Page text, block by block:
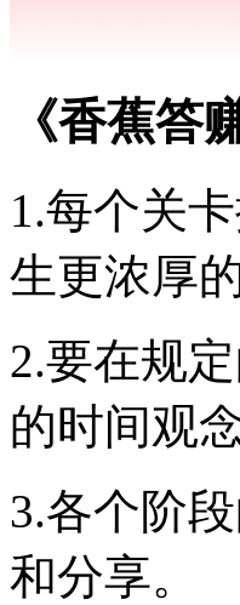
《香蕉答
1.每个关
生更浓厚
2.要在规
的时间观念
3.各个阶
和分享。